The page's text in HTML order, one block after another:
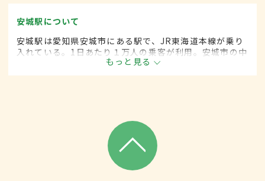
安城駅について
安城駅は愛知県安城市にある駅で、JR東海道本線が乗り
入れている。1日あたり１万人の乗客が利用。安城市の中
心にあり、南側には商店街、北側には住宅街が広がって
いる。名古屋へ通う通勤客の他、大学に通う学生の利用
もっと見る